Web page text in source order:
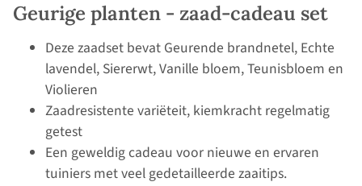
Geurige planten - zaad-cadeau set
Deze zaadset bevat Geurende brandnetel, Echte
lavendel, Siererwt, Vanille bloem, Teunisbloem en
Violieren
Zaadresistente variëteit, kiemkracht regelmatig
getest
Een geweldig cadeau voor nieuwe en ervaren
tuiniers met veel gedetailleerde zaaitips.